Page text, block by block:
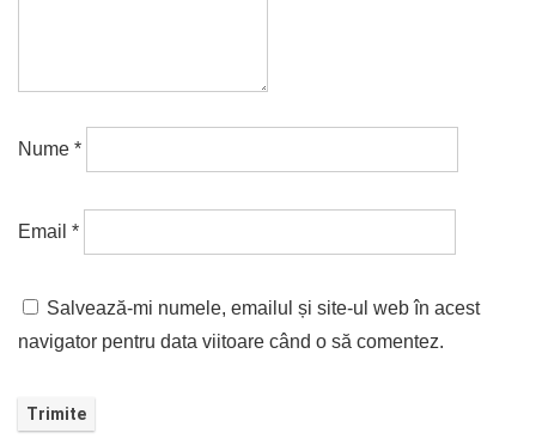
Nume *
Email *
Salvează-mi numele, emailul și site-ul web în acest
navigator pentru data viitoare când o să comentez.